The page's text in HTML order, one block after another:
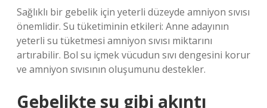
Sağlıklı bir gebelik için yeterli düzeyde amniyon sıvısı
önemlidir. Su tüketiminin etkileri: Anne adayının
yeterli su tüketmesi amniyon sıvısı miktarını
artırabilir. Bol su içmek vücudun sıvı dengesini korur
ve amniyon sıvısının oluşumunu destekler.
Gebelikte su gibi akıntı